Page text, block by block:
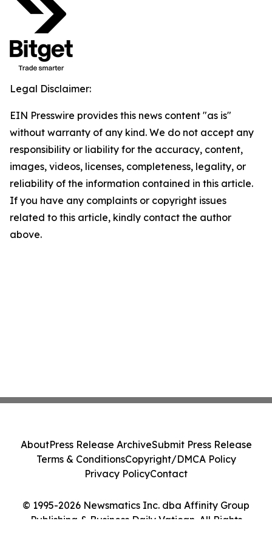
Legal Disclaimer:
EIN Presswire provides this news content "as is"
without warranty of any kind. We do not accept any
responsibility or liability for the accuracy, content,
images, videos, licenses, completeness, legality, or
reliability of the information contained in this article.
If you have any complaints or copyright issues
related to this article, kindly contact the author
above.
© 1995-2026 Newsmatics Inc. dba Affinity Group
Publishing & Business Daily Vatican. All Rights
AboutPress Release ArchiveSubmit Press Release
Terms & ConditionsCopyright/DMCA Policy
Privacy PolicyContact